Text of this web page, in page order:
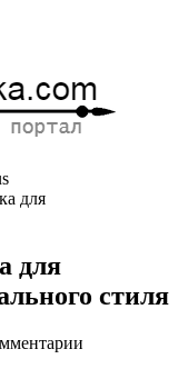
для
для
стиля